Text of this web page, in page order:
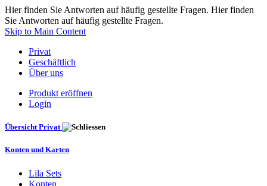
Hier finden Sie Antworten auf häufig gestellte Fragen. Hier finden
Sie Antworten auf häufig gestellte Fragen.
Skip to Main Content
Privat
Geschäftlich
Über uns
Produkt eröffnen
Login
Übersicht Privat
Konten und Karten
Lila Sets
Konten